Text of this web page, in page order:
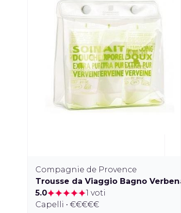
Compagnie de Provence
Trousse da Viaggio Bagno Verbena
5.0
1 voti
Capelli • €€€€€